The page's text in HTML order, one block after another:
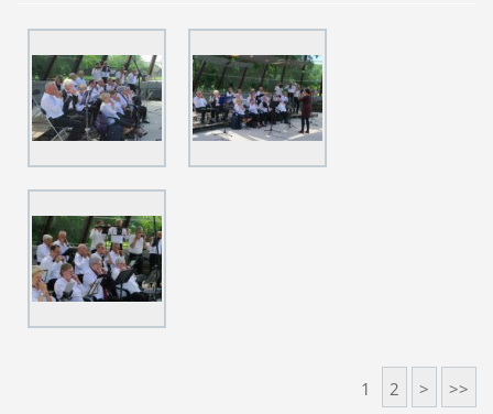
1 2 > >>